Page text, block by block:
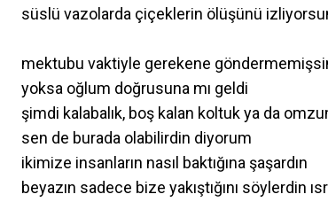
süslü vazolarda çiçeklerin ölüşünü
mektubu vaktiyle gerekene
yoksa oğlum doğrusuna mı geldi
şimdi kalabalık, boş kalan koltuk ya da
sen de burada olabilirdin diyorum
ikimize insanların nasıl baktığına şaşardın
beyazın sadece bize yakıştığını söylerdin